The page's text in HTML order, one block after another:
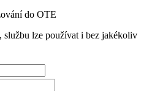
do OTE
lze používat i bez jakékoliv